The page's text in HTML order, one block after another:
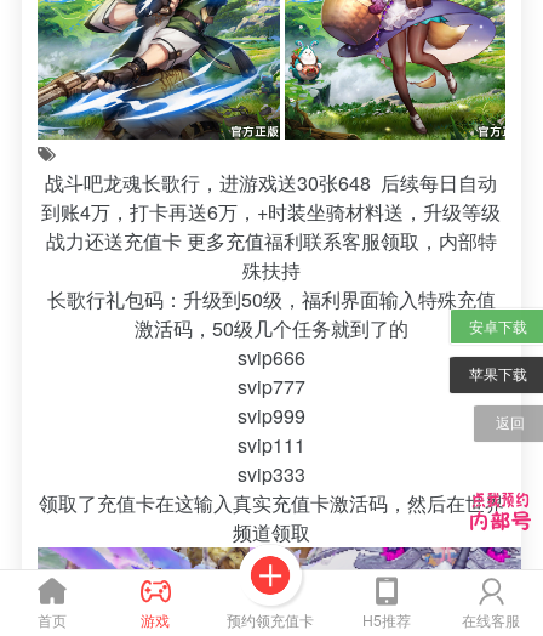
首页 游戏 预约领充值卡 H5推荐 在线客服
安卓下载
苹果下载
返回
战斗吧龙魂长歌行，进游戏送30张648 后续每日自动
到账4万，打卡再送6万，+时装坐骑材料送，升级等级
战力还送充值卡 更多充值福利联系客服领取，内部特
殊扶持
长歌行礼包码：升级到50级，福利界面输入特殊充值
激活码，50级几个任务就到了的
svip666
svip777
svip999
svip111
svip333
领取了充值卡在这输入真实充值卡激活码，然后在世界
频道领取